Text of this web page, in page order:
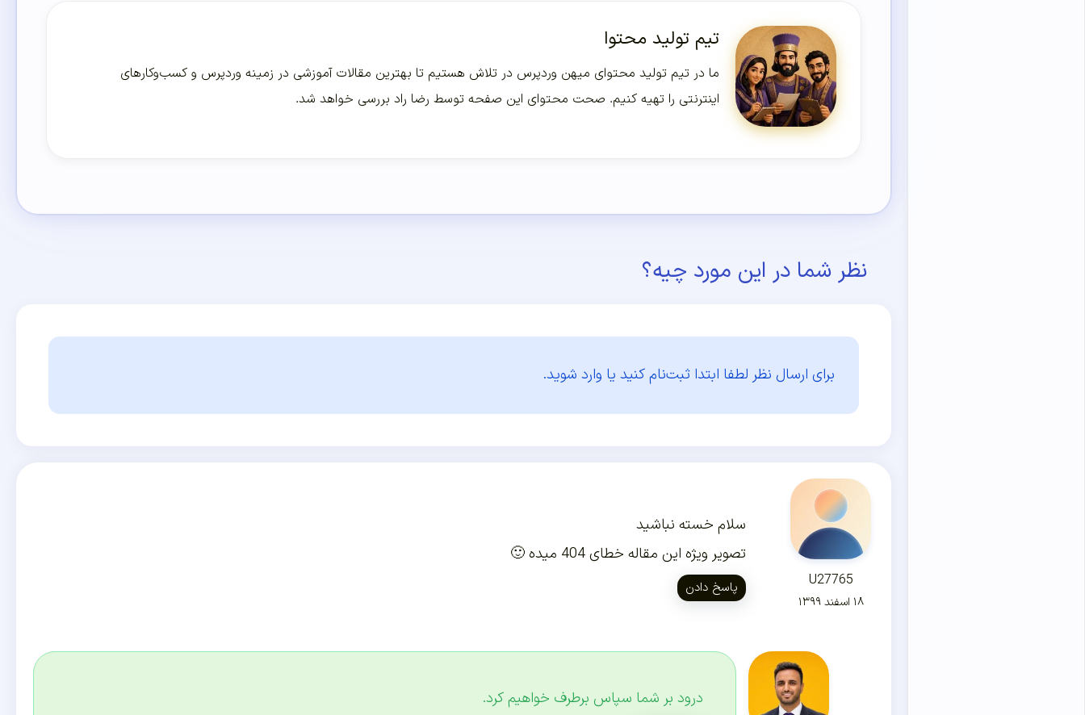
تیم تولید محتوا
ما در تیم تولید محتوای میهن وردپرس در تلاش هستیم تا بهترین مقالات آموزشی در زمینه وردپرس و کسب‌و‌کارهای
اینترنتی را تهیه کنیم. صحت محتوای این صفحه توسط رضا راد بررسی خواهد شد.
نظر شما در این مورد چیه؟
برای ارسال نظر لطفا ابتدا ثبت‌نام کنید یا وارد شوید.
U27765
۱۸ اسفند ۱۳۹۹
سلام خسته نباشید
تصویر ویژه این مقاله خطای 404 میده 🙂
پاسخ دادن
درود بر شما سپاس برطرف خواهیم کرد.